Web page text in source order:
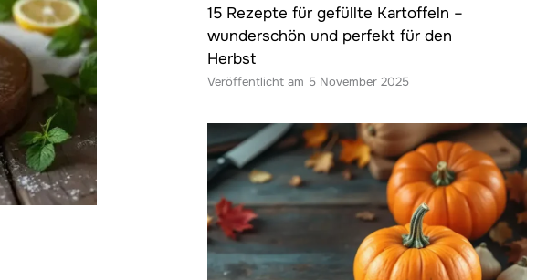
15 Rezepte für gefüllte Kartoffeln –
wunderschön und perfekt für den
Herbst
5 November 2025